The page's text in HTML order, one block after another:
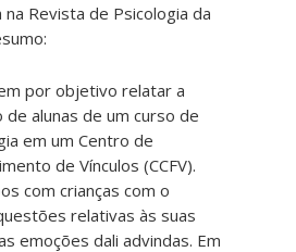
na Revista de Psicologia da
por objetivo relatar a
alunas de um curso de
em um Centro de
de Vínculos (CCFV).
com crianças com o
relativas às suas
emoções dali advindas. Em